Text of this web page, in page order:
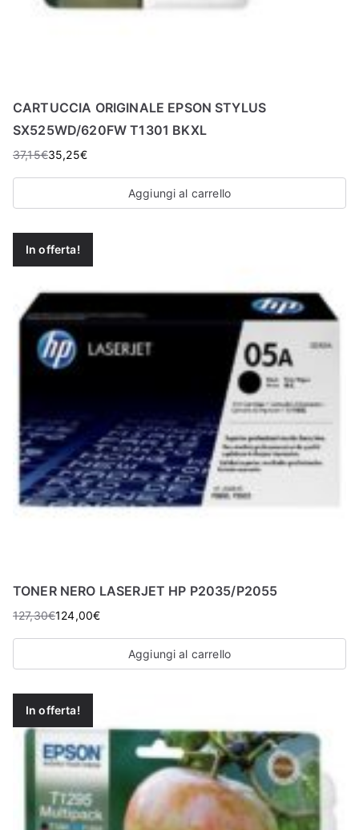
CARTUCCIA ORIGINALE EPSON STYLUS
SX525WD/620FW T1301 BKXL
37,15€35,25€
Aggiungi al carrello
In offerta!
TONER NERO LASERJET HP P2035/P2055
127,30€124,00€
Aggiungi al carrello
In offerta!